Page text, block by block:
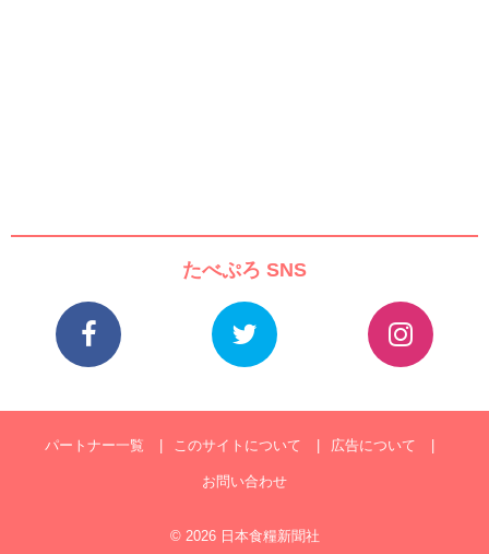
たべぷろ SNS
パートナー一覧 このサイトについて 広告について
お問い合わせ
© 2026 日本食糧新聞社